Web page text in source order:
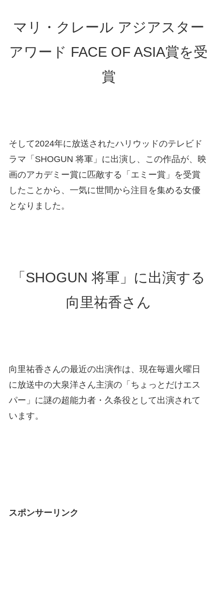
マリ・クレール アジアスター
アワード FACE OF ASIA賞を受
賞
そして2024年に放送されたハリウッドのテレビド
ラマ「SHOGUN 将軍」に出演し、この作品が、映
画のアカデミー賞に匹敵する「エミー賞」を受賞
したことから、一気に世間から注目を集める女優
となりました。
「SHOGUN 将軍」に出演する
向里祐香さん
向里祐香さんの最近の出演作は、現在毎週火曜日
に放送中の大泉洋さん主演の「ちょっとだけエス
パー」に謎の超能力者・久条役として出演されて
います。
スポンサーリンク